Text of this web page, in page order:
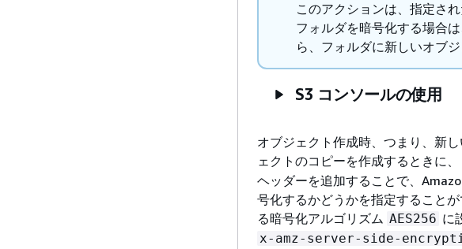
このアクションは、指定さ
フォルダを暗号化する場合
ら、フォルダに新しいオブ
S3 コンソールの使用
オブジェクト作成時、つまり、新
ェクトのコピーを作成するときに
ヘッダーを追加することで、
号化するかどうかを指定すること
る暗号化アルゴリズム AES256 に
x-amz-server-side-